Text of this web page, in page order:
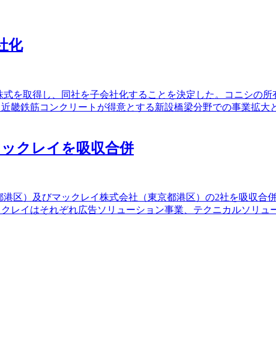
化
を取得し、同社を子会社化することを決定した。コニシの
鉄筋コンクリートが得意とする新設橋梁分野での事業拡大
クレイを吸収合併
区）及びマックレイ株式会社（東京都港区）の2社を吸収合
イはそれぞれ広告ソリューション事業、テクニカルソリュ